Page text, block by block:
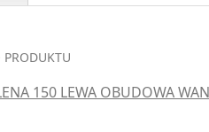
PRODUKTU
150 LEWA OBUDOWA